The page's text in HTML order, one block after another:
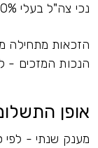
נכי צה"ל בעלי 10%–19% נכות, רק אם הוכרו לפני 1.1.1996
הזכאות מתחילה
הנכות המזכים -
אופן